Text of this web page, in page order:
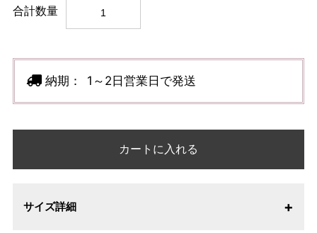
合計数量
納期： 1～2日営業日で発送
カートに入れる
サイズ詳細